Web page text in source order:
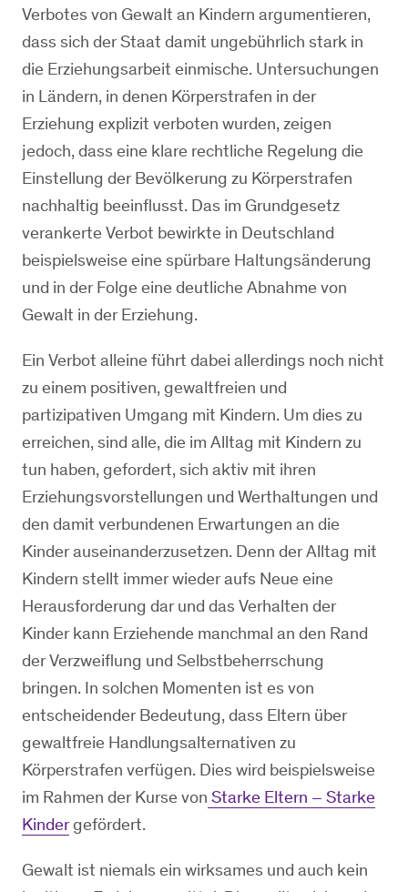
Verbotes von Gewalt an Kindern argumentieren,
dass sich der Staat damit ungebührlich stark in
die Erziehungsarbeit einmische. Untersuchungen
in Ländern, in denen Körperstrafen in der
Erziehung explizit verboten wurden, zeigen
jedoch, dass eine klare rechtliche Regelung die
Einstellung der Bevölkerung zu Körperstrafen
nachhaltig beeinflusst. Das im Grundgesetz
verankerte Verbot bewirkte in Deutschland
beispielsweise eine spürbare Haltungsänderung
und in der Folge eine deutliche Abnahme von
Gewalt in der Erziehung.
Ein Verbot alleine führt dabei allerdings noch nicht
zu einem positiven, gewaltfreien und
partizipativen Umgang mit Kindern. Um dies zu
erreichen, sind alle, die im Alltag mit Kindern zu
tun haben, gefordert, sich aktiv mit ihren
Erziehungsvorstellungen und Werthaltungen und
den damit verbundenen Erwartungen an die
Kinder auseinanderzusetzen. Denn der Alltag mit
Kindern stellt immer wieder aufs Neue eine
Herausforderung dar und das Verhalten der
Kinder kann Erziehende manchmal an den Rand
der Verzweiflung und Selbstbeherrschung
bringen. In solchen Momenten ist es von
entscheidender Bedeutung, dass Eltern über
gewaltfreie Handlungsalternativen zu
Körperstrafen verfügen. Dies wird beispielsweise
im Rahmen der Kurse von Starke Eltern – Starke
Kindergefördert.
Gewalt ist niemals ein wirksames und auch kein